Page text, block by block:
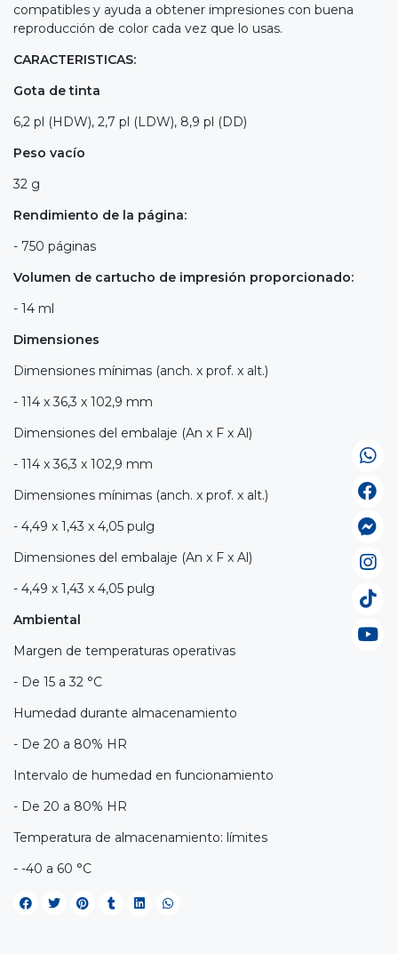
compatibles y ayuda a obtener impresiones con buena
reproducción de color cada vez que lo usas.
CARACTERISTICAS:
Gota de tinta
6,2 pl (HDW), 2,7 pl (LDW), 8,9 pl (DD)
Peso vacío
32 g
Rendimiento de la página:
- 750 páginas
Volumen de cartucho de impresión proporcionado:
- 14 ml
Dimensiones
Dimensiones mínimas (anch. x prof. x alt.)
- 114 x 36,3 x 102,9 mm
Dimensiones del embalaje (An x F x Al)
- 114 x 36,3 x 102,9 mm
Dimensiones mínimas (anch. x prof. x alt.)
- 4,49 x 1,43 x 4,05 pulg
Dimensiones del embalaje (An x F x Al)
- 4,49 x 1,43 x 4,05 pulg
Ambiental
Margen de temperaturas operativas
- De 15 a 32 °C
Humedad durante almacenamiento
- De 20 a 80% HR
Intervalo de humedad en funcionamiento
- De 20 a 80% HR
Temperatura de almacenamiento: límites
- -40 a 60 °C